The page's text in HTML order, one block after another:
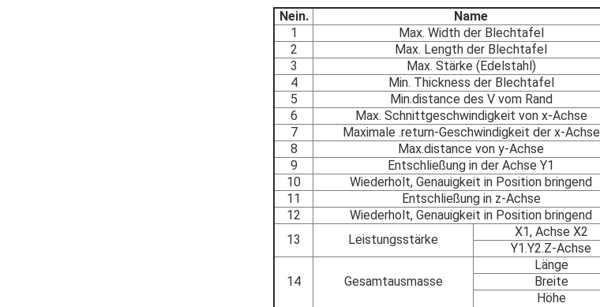
Nein. Name
1
Max. Width der Blechtafel
2
Max. Length der Blechtafel
3
Max. Stärke (Edelstahl)
4
Min. Thickness der Blechtafel
5
Min.distance des V vom Rand
6
Max. Schnittgeschwindigkeit von x-Achse
7
Maximale .return-Geschwindigkeit der x-Achse
8
Max.distance von y-Achse
9
Entschließung in der Achse Y1
10
Wiederholt, Genauigkeit in Position bringend
11
Entschließung in z-Achse
12
Wiederholt, Genauigkeit in Position bringend
13
Leistungsstärke
X1, Achse X2
Y1.Y2.Z-Achse
14 Gesamtausmasse
Länge
Breite
Höhe